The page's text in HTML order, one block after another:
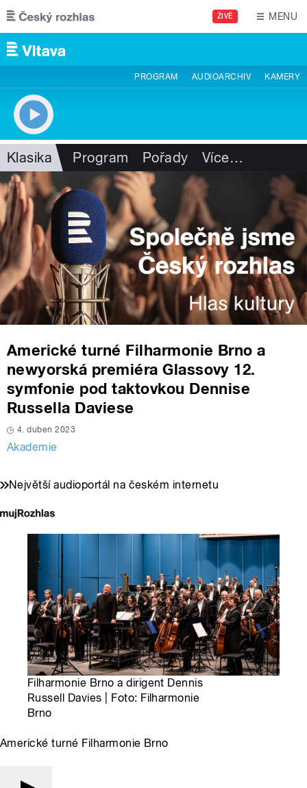
Přejít k hlavnímu obsahu
ŽIVĚ MENU
PROGRAM AUDIOARCHIV KAMERY
Klasika Program Pořady Více…
Americké turné Filharmonie Brno a
newyorská premiéra Glassovy 12.
symfonie pod taktovkou Dennise
Russella Daviese
4. duben 2023
Akademie
Největší audioportál na českém internetu
Filharmonie Brno a dirigent Dennis
Russell Davies | Foto: Filharmonie
Brno
Americké turné Filharmonie Brno